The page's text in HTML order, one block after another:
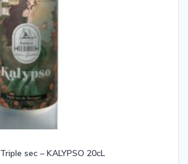
Triple sec – KALYPSO 20cL